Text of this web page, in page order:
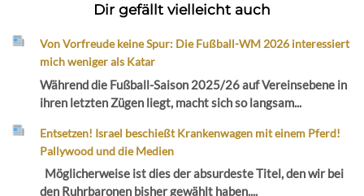
Dir gefällt vielleicht auch
Von Vorfreude keine Spur: Die Fußball-WM 2026 interessiert
mich weniger als Katar
Während die Fußball-Saison 2025/26 auf Vereinsebene in
ihren letzten Zügen liegt, macht sich so langsam...
Entsetzen! Israel beschießt Krankenwagen mit einem Pferd!
Pallywood und die Medien
Möglicherweise ist dies der absurdeste Titel, den wir bei
den Ruhrbaronen bisher gewählt haben....